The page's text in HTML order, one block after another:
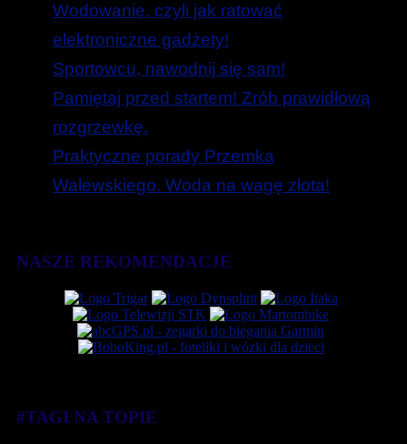
Wodowanie, czyli jak ratować
elektroniczne gadżety!
Sportowcu, nawodnij się sam!
Pamiętaj przed startem! Zrób prawidłową
rozgrzewkę.
Praktyczne porady Przemka
Walewskiego. Woda na wagę złota!
NASZE REKOMENDACJE
#TAGI NA TOPIE